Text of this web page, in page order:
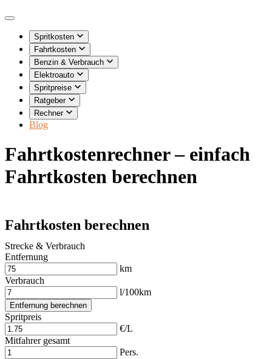
Spritkosten
Fahrtkosten
Benzin & Verbrauch
Elektroauto
Spritpreise
Ratgeber
Rechner
Blog
Fahrtkostenrechner – einfach
Fahrtkosten berechnen
Fahrtkosten berechnen
Strecke & Verbrauch
Entfernung
km
Verbrauch
l/100km
Entfernung berechnen
Spritpreis
€/L
Mitfahrer gesamt
Pers.